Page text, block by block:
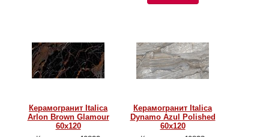
Керамогранит Italica
Arlon Brown Glamour
60х120
Керамогранит Italica
Dynamo Azul Polished
60х120